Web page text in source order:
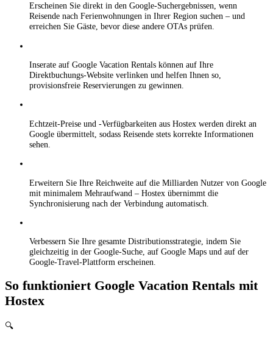
Erscheinen Sie direkt in den Google-Suchergebnissen, wenn
Reisende nach Ferienwohnungen in Ihrer Region suchen – und
erreichen Sie Gäste, bevor diese andere OTAs prüfen.
Inserate auf Google Vacation Rentals können auf Ihre
Direktbuchungs-Website verlinken und helfen Ihnen so,
provisionsfreie Reservierungen zu gewinnen.
Echtzeit-Preise und -Verfügbarkeiten aus Hostex werden direkt an
Google übermittelt, sodass Reisende stets korrekte Informationen
sehen.
Erweitern Sie Ihre Reichweite auf die Milliarden Nutzer von Google
mit minimalem Mehraufwand – Hostex übernimmt die
Synchronisierung nach der Verbindung automatisch.
Verbessern Sie Ihre gesamte Distributionsstrategie, indem Sie
gleichzeitig in der Google-Suche, auf Google Maps und auf der
Google-Travel-Plattform erscheinen.
So funktioniert Google Vacation Rentals mit
Hostex
🔍